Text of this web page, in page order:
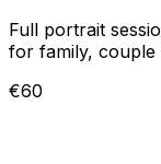
Full portrait
for family, couple
€60